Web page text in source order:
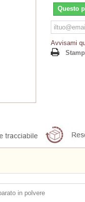
Questo
Avvisami
in polvere